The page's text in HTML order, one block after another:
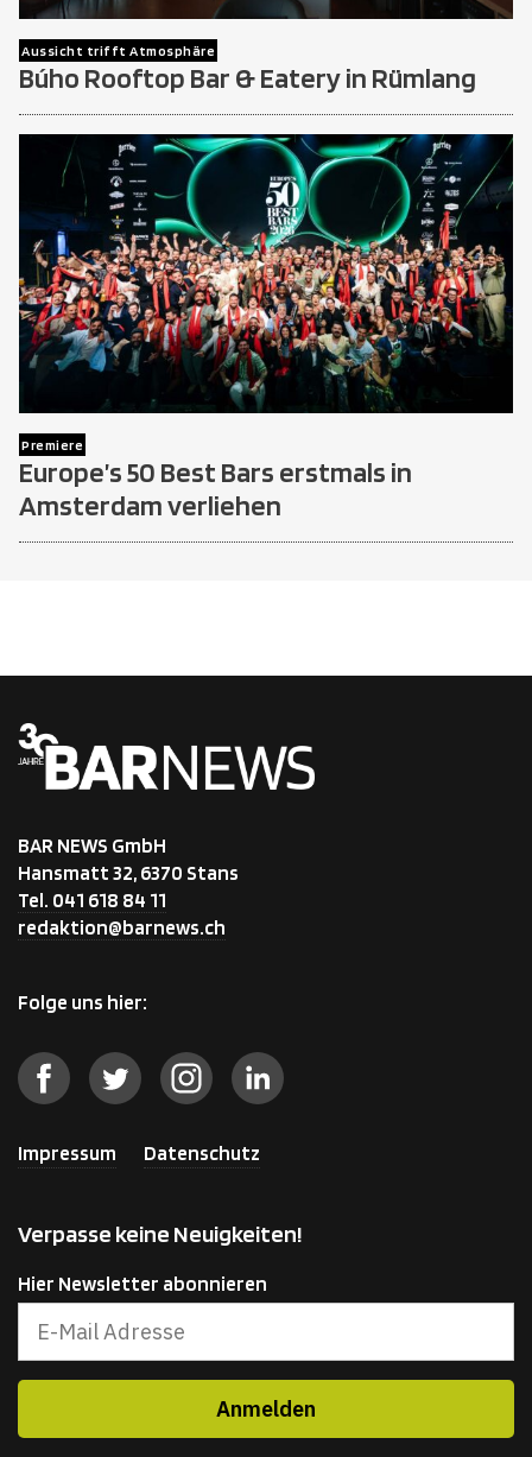
Aussicht trifft Atmosphäre
Búho Rooftop Bar & Eatery in Rümlang
Premiere
Europe’s 50 Best Bars erstmals in
Amsterdam verliehen
BAR NEWS GmbH
Hansmatt 32, 6370 Stans
Tel. 041 618 84 11
redaktion@barnews.ch
Folge uns hier:
Impressum Datenschutz
Verpasse keine Neuigkeiten!
Hier Newsletter abonnieren
Produkt zum Warenkorb
Zur